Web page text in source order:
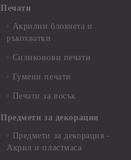
Печати
Акрилни блокчета и
ръкохватки
Силиконови печати
Гумени печати
Печати за восък
Предмети за декорация
Предмети за декорация -
Акрил и пластмаса